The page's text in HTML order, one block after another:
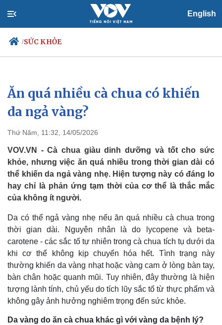
English
/SỨC KHỎE
Chính trị
Đảng
Tổ chức nhân sự
Nhận diện sự thật
Xã hội
Việc làm
Biển đảo
Ăn quá nhiều cà chua có khiến
da ngả vàng?
Thứ Năm, 11:32, 14/05/2026
VOV.VN - Cà chua giàu dinh dưỡng và tốt cho sức
khỏe, nhưng việc ăn quá nhiều trong thời gian dài có
thể khiến da ngả vàng nhẹ. Hiện tượng này có đáng lo
hay chỉ là phản ứng tạm thời của cơ thể là thắc mắc
của không ít người.
Da có thể ngả vàng nhẹ nếu ăn quá nhiều cà chua trong
thời gian dài. Nguyên nhân là do lycopene và beta-
carotene - các sắc tố tự nhiên trong cà chua tích tụ dưới da
khi cơ thể không kịp chuyển hóa hết. Tình trạng này
thường khiến da vàng nhạt hoặc vàng cam ở lòng bàn tay,
bàn chân hoặc quanh mũi. Tuy nhiên, đây thường là hiện
tượng lành tính, chủ yếu do tích lũy sắc tố từ thực phẩm và
không gây ảnh hưởng nghiêm trọng đến sức khỏe.
Da vàng do ăn cà chua khác gì với vàng da bệnh lý?